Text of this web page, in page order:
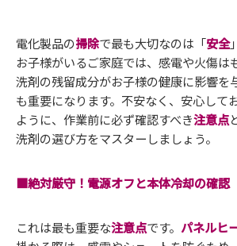
電化製品の掃除で最も大切なのは「安全
お子様がいるご家庭では、感電や火傷は
洗剤の残留成分がお子様の健康に影響を
も重要になります。不安なく、安心して
ように、作業前に必ず確認すべき注意点
洗剤の選び方をマスターしましょう。
■絶対厳守！電源オフと本体冷却の確認
これは最も重要な注意点です。 パネルヒ